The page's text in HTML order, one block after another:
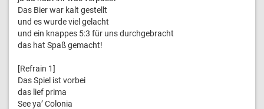
Das Bier war kalt gestellt
und es wurde viel gelacht
und ein knappes 5:3 für uns durchgebracht
das hat Spaß gemacht!
[Refrain 1]
Das Spiel ist vorbei
das lief prima
See ya’ Colonia